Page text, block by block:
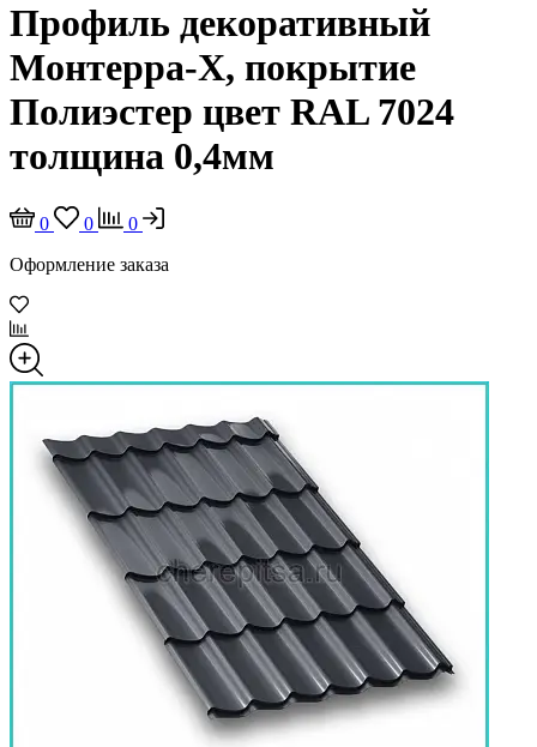
Профиль декоративный
Монтерра-Х, покрытие
Полиэстер цвет RAL 7024
толщина 0,4мм
0 0
0
Оформление заказа